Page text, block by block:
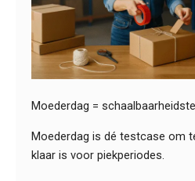
Moederdag =
Moederdag is dé testcase om
klaar is voor piekperiodes.